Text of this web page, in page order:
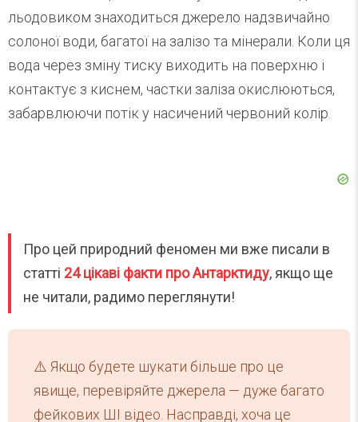
льодовиком знаходиться джерело надзвичайно
солоної води, багатої на залізо та мінерали. Коли ця
вода через зміну тиску виходить на поверхню і
контактує з киснем, частки заліза окислюються,
забарвлюючи потік у насичений червоний колір.
Про цей природний феномен ми вже писали в
статті 24 цікаві факти про Антарктиду, якщо ще
не читали, радимо переглянути!
⚠️ Якщо будете шукати більше про це
явище, перевіряйте джерела — дуже багато
фейкових ШІ відео. Насправді, хоча це